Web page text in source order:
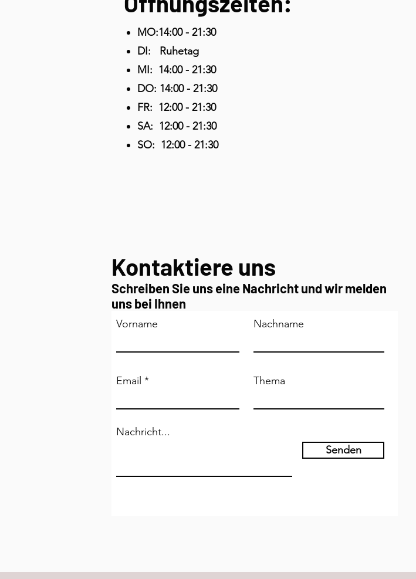
MO:14:00 - 21:30
DI: Ruhetag
MI: 14:00 - 21:30
DO: 14:00 - 21:30
FR: 12:00 - 21:30
SA: 12:00 - 21:30
SO: 12:00 - 21:30
Kontaktiere uns
Schreiben Sie uns eine Nachricht und wir melden
uns bei Ihnen
Vorname Nachname
Email Thema
Nachricht...
Senden